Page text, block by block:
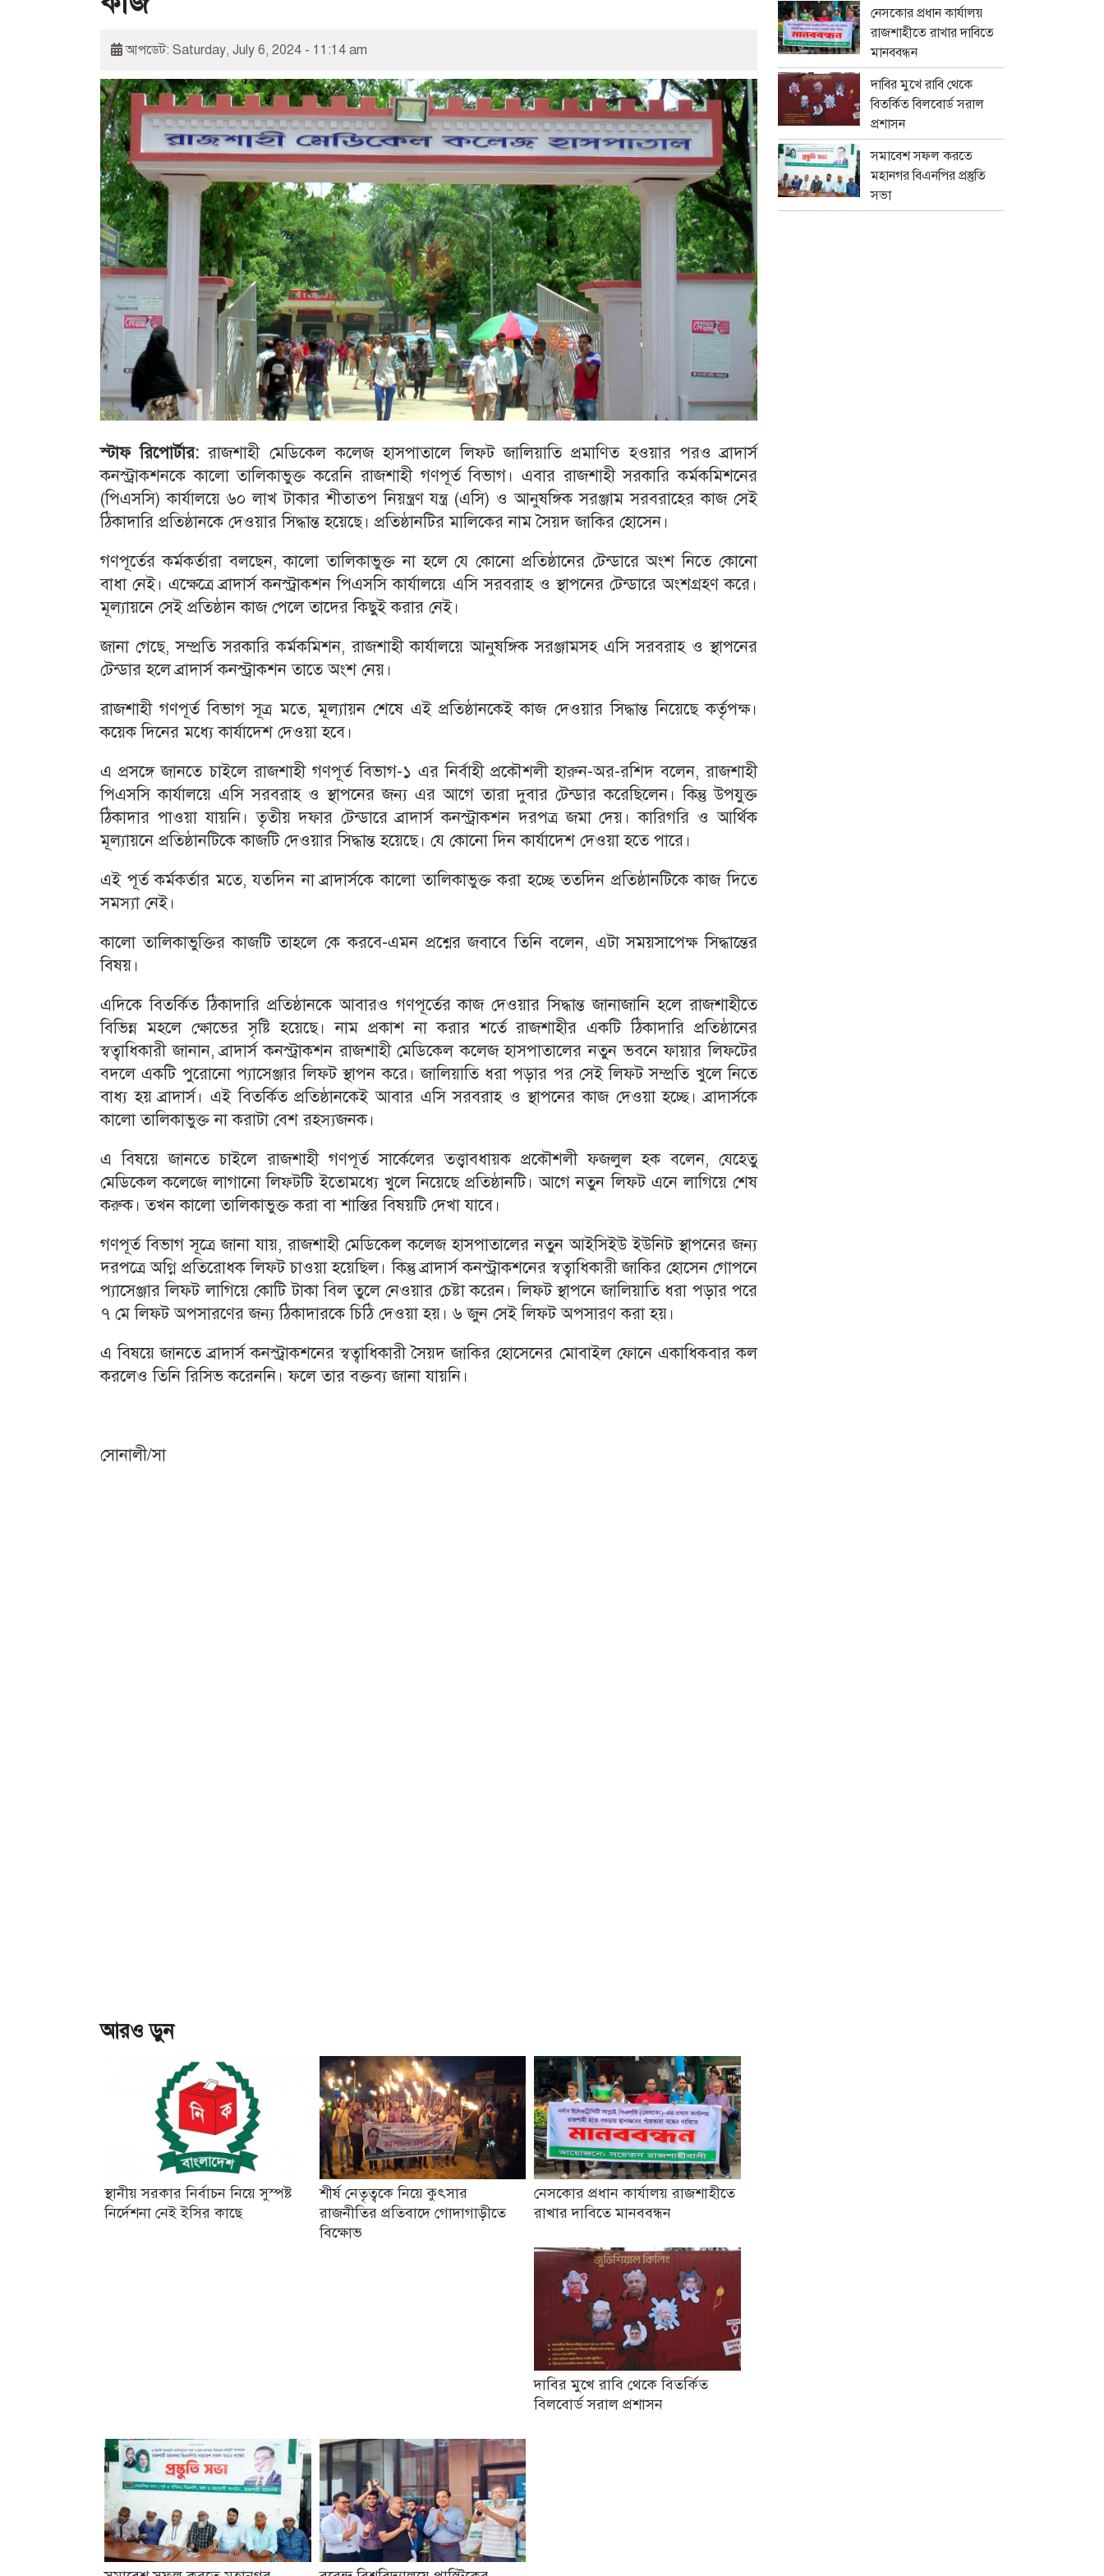
আপডেট: Saturday, July 6, 2024 - 11:14 am
স্টাফ রিপোর্টার:রাজশাহী মেডিকেল কলেজ হাসপাতালে লিফ্ট জালিয়াতি প্রমাণিত হওয়ার পরও ব্রাদার্স
কনস্ট্রাকশনকে কালো তালিকাভুক্ত করেনি রাজশাহী গণপূর্ত বিভাগ। এবার রাজশাহী সরকারি কর্মকমিশনের
(পিএসসি) কার্যালয়ে ৬০ লাখ টাকার শীতাতপ নিয়ন্ত্রণ যন্ত্র (এসি) ও আনুষঙ্গিক সরঞ্জাম সরবরাহের কাজ সেই
ঠিকাদারি প্রতিষ্ঠানকে দেওয়ার সিদ্ধান্ত হয়েছে। প্রতিষ্ঠানটির মালিকের নাম সৈয়দ জাকির হোসেন।
গণপূর্তের কর্মকর্তারা বলছেন, কালো তালিকাভুক্ত না হলে যে কোনো প্রতিষ্ঠানের টেন্ডারে অংশ নিতে কোনো
বাধা নেই। এক্ষেত্রে ব্রাদার্স কনস্ট্রাকশন পিএসসি কার্যালয়ে এসি সরবরাহ ও স্থাপনের টেন্ডারে অংশগ্রহণ করে।
মূল্যায়নে সেই প্রতিষ্ঠান কাজ পেলে তাদের কিছুই করার নেই।
জানা গেছে, সম্প্রতি সরকারি কর্মকমিশন, রাজশাহী কার্যালয়ে আনুষঙ্গিক সরঞ্জামসহ এসি সরবরাহ ও স্থাপনের
টেন্ডার হলে ব্রাদার্স কনস্ট্রাকশন তাতে অংশ নেয়।
রাজশাহী গণপূর্ত বিভাগ সূত্র মতে, মূল্যায়ন শেষে এই প্রতিষ্ঠানকেই কাজ দেওয়ার সিদ্ধান্ত নিয়েছে কর্তৃপক্ষ।
কয়েক দিনের মধ্যে কার্যাদেশ দেওয়া হবে।
এ প্রসঙ্গে জানতে চাইলে রাজশাহী গণপূর্ত বিভাগ-১ এর নির্বাহী প্রকৌশলী হারুন-অর-রশিদ বলেন, রাজশাহী
পিএসসি কার্যালয়ে এসি সরবরাহ ও স্থাপনের জন্য এর আগে তারা দুবার টেন্ডার করেছিলেন। কিন্তু উপযুক্ত
ঠিকাদার পাওয়া যায়নি। তৃতীয় দফার টেন্ডারে ব্রাদার্স কনস্ট্রাকশন দরপত্র জমা দেয়। কারিগরি ও আর্থিক
মূল্যায়নে প্রতিষ্ঠানটিকে কাজটি দেওয়ার সিদ্ধান্ত হয়েছে। যে কোনো দিন কার্যাদেশ দেওয়া হতে পারে।
এই পূর্ত কর্মকর্তার মতে, যতদিন না ব্রাদার্সকে কালো তালিকাভুক্ত করা হচ্ছে ততদিন প্রতিষ্ঠানটিকে কাজ দিতে
সমস্যা নেই।
কালো তালিকাভুক্তির কাজটি তাহলে কে করবে-এমন প্রশ্নের জবাবে তিনি বলেন, এটা সময়সাপেক্ষ সিদ্ধান্তের
বিষয়।
এদিকে বিতর্কিত ঠিকাদারি প্রতিষ্ঠানকে আবারও গণপূর্তের কাজ দেওয়ার সিদ্ধান্ত জানাজানি হলে রাজশাহীতে
বিভিন্ন মহলে ক্ষোভের সৃষ্টি হয়েছে। নাম প্রকাশ না করার শর্তে রাজশাহীর একটি ঠিকাদারি প্রতিষ্ঠানের
স্বত্বাধিকারী জানান, ব্রাদার্স কনস্ট্রাকশন রাজশাহী মেডিকেল কলেজ হাসপাতালের নতুন ভবনে ফায়ার লিফটের
বদলে একটি পুরোনো প্যাসেঞ্জার লিফট স্থাপন করে। জালিয়াতি ধরা পড়ার পর সেই লিফট সম্প্রতি খুলে নিতে
বাধ্য হয় ব্রাদার্স। এই বিতর্কিত প্রতিষ্ঠানকেই আবার এসি সরবরাহ ও স্থাপনের কাজ দেওয়া হচ্ছে। ব্রাদার্সকে
কালো তালিকাভুক্ত না করাটা বেশ রহস্যজনক।
এ বিষয়ে জানতে চাইলে রাজশাহী গণপূর্ত সার্কেলের তত্ত্বাবধায়ক প্রকৌশলী ফজলুল হক বলেন, যেহেতু
মেডিকেল কলেজে লাগানো লিফ্টটি ইতোমধ্যে খুলে নিয়েছে প্রতিষ্ঠানটি। আগে নতুন লিফট এনে লাগিয়ে শেষ
করুক। তখন কালো তালিকাভুক্ত করা বা শাস্তির বিষয়টি দেখা যাবে।
গণপূর্ত বিভাগ সূত্রে জানা যায়, রাজশাহী মেডিকেল কলেজ হাসপাতালের নতুন আইসিইউ ইউনিট স্থাপনের জন্য
দরপত্রে অগ্নি প্রতিরোধক লিফট চাওয়া হয়েছিল। কিন্তু ব্রাদার্স কনস্ট্রাকশনের স্বত্বাধিকারী জাকির হোসেন গোপনে
প্যাসেঞ্জার লিফট লাগিয়ে কোটি টাকা বিল তুলে নেওয়ার চেষ্টা করেন। লিফট স্থাপনে জালিয়াতি ধরা পড়ার পরে
৭ মে লিফট অপসারণের জন্য ঠিকাদারকে চিঠি দেওয়া হয়। ৬ জুন সেই লিফট অপসারণ করা হয়।
এ বিষয়ে জানতে ব্রাদার্স কনস্ট্রাকশনের স্বত্বাধিকারী সৈয়দ জাকির হোসেনের মোবাইল ফোনে একাধিকবার কল
করলেও তিনি রিসিভ করেননি। ফলে তার বক্তব্য জানা যায়নি।
সোনালী/সা
আরও ড়ুন
স্থানীয় সরকার নির্বাচন নিয়ে সুস্পষ্ট
নির্দেশনা নেই ইসির কাছে
শীর্ষ নেতৃত্বকে নিয়ে কুৎসার
রাজনীতির প্রতিবাদে গোদাগাড়ীতে
বিক্ষোভ
নেসকোর প্রধান কার্যালয় রাজশাহীতে
রাখার দাবিতে মানববন্ধন
দাবির মুখে রাবি থেকে বিতর্কিত
বিলবোর্ড সরাল প্রশাসন
নেসকোর প্রধান কার্যালয়
রাজশাহীতে রাখার দাবিতে
মানববন্ধন
দাবির মুখে রাবি থেকে
বিতর্কিত বিলবোর্ড সরাল
প্রশাসন
সমাবেশ সফল করতে
মহানগর বিএনপির প্রস্তুতি
সভা